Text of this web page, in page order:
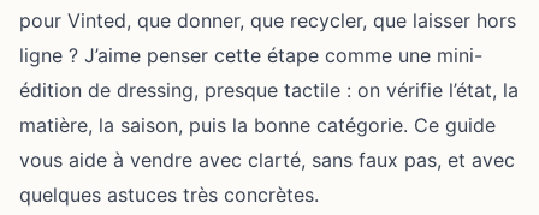
pour Vinted, que donner, que recycler, que laisser hors
ligne ? J’aime penser cette étape comme une mini-
édition de dressing, presque tactile : on vérifie l’état, la
matière, la saison, puis la bonne catégorie. Ce guide
vous aide à vendre avec clarté, sans faux pas, et avec
quelques astuces très concrètes.